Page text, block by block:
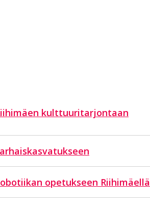
kulttuuritarjontaan
opetukseen Riihimäellä